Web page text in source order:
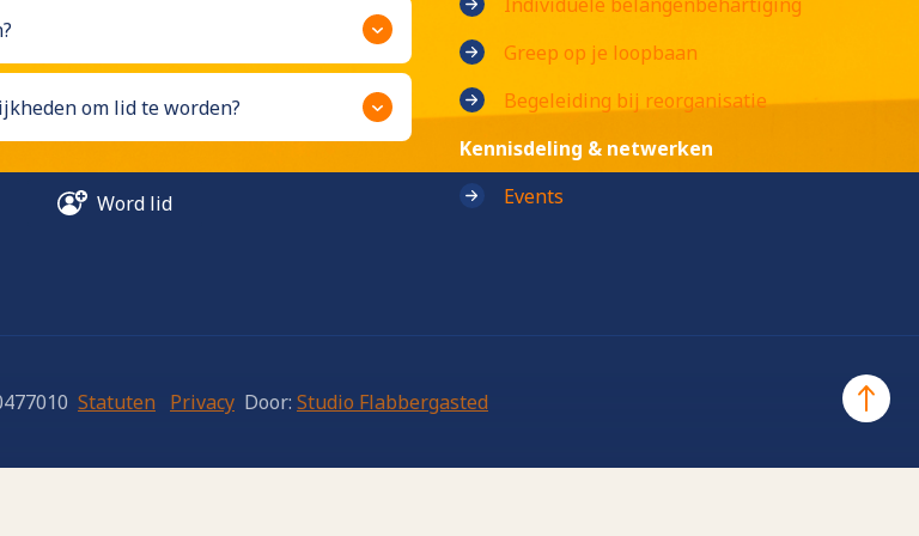
om lid te worden?
Word lid
Greep op je loopbaan
Begeleiding bij reorganisatie
Kennisdeling & netwerken
Events
Statuten Privacy Door: Studio Flabbergasted